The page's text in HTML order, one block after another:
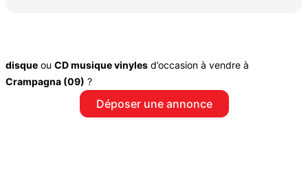
disque ou CD musique vinyles d’occasion à vendre à
Crampagna (09) ?
Déposer une annonce